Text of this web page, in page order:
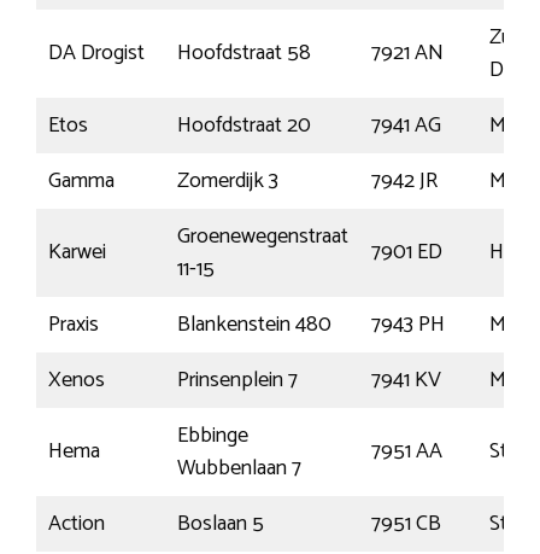
DA Drogist Hoofdstraat 58 7921 AN
Dr
Etos
Hoofdstraat 20 7941 AG
Gamma
Zomerdijk 3 7942 JR
Karwei
Groenewegenstraat
11-15
7901 ED
Praxis
Blankenstein 480 7943 PH
Xenos
Prinsenplein 7 7941 KV
Hema
Ebbinge
Wubbenlaan 7
7951 AA
Action
Boslaan 5 7951 CB